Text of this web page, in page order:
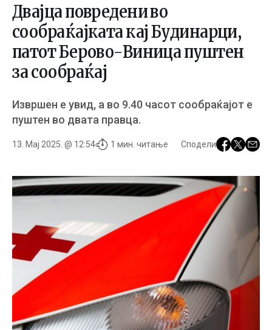
Двајца повредени во
сообраќајката кај Будинарци,
патот Берово-Виница пуштен
за сообраќај
Извршен е увид, а во 9.40 часот сообраќајот е
пуштен во двата правца.
13. Мај 2025. @ 12:54 1 мин. читање Сподели